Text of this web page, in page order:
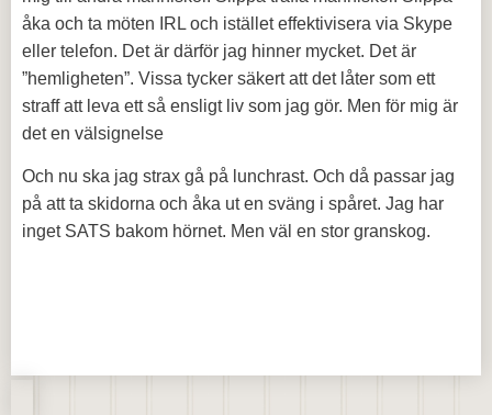
åka och ta möten IRL och istället effektivisera via Skype
eller telefon. Det är därför jag hinner mycket. Det är
”hemligheten”. Vissa tycker säkert att det låter som ett
straff att leva ett så ensligt liv som jag gör. Men för mig är
det en välsignelse
Och nu ska jag strax gå på lunchrast. Och då passar jag
på att ta skidorna och åka ut en sväng i spåret. Jag har
inget SATS bakom hörnet. Men väl en stor granskog.